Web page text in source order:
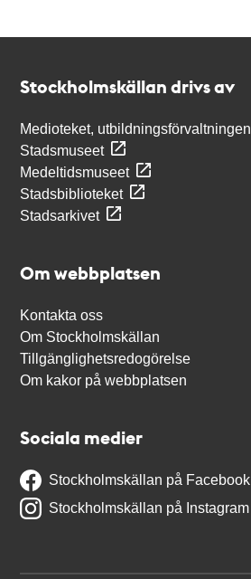
Stockholmskällan drivs av
Medioteket, utbildningsförvaltningen
Stadsmuseet
Medeltidsmuseet
Stadsbiblioteket
Stadsarkivet
Om webbplatsen
Kontakta oss
Om Stockholmskällan
Tillgänglighetsredogörelse
Om kakor på webbplatsen
Sociala medier
Stockholmskällan på Facebook
Stockholmskällan på Instagram